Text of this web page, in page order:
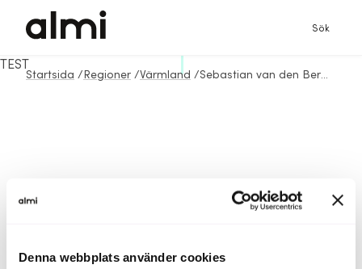
Denna webbplats använder cookies
Sök
Startsida / Regioner /Värmland / Sebastian van den Bergen
TEST